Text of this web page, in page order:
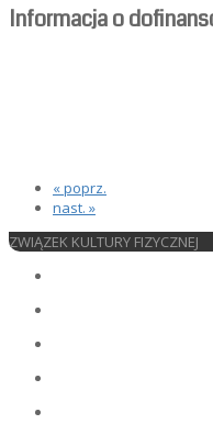
Informacja o
« poprz.
nast. »
ZWIĄZEK KULTURY FIZYCZNEJ